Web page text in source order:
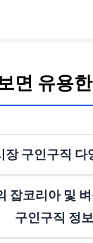
면 유용
장 구인구직 다
잡코리아 및
구인구직 정보